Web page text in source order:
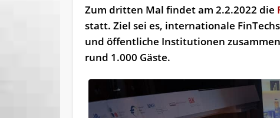
Zum dritten Mal findet am 2.2.2022 die
statt. Ziel sei es, internationale
und öffentliche Institutionen
rund 1.000 Gäste.